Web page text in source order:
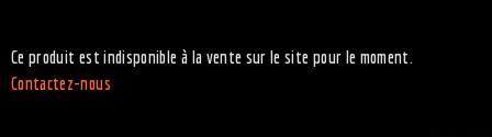
Ce produit est indisponible à la vente sur le site pour le moment.
Contactez-nous